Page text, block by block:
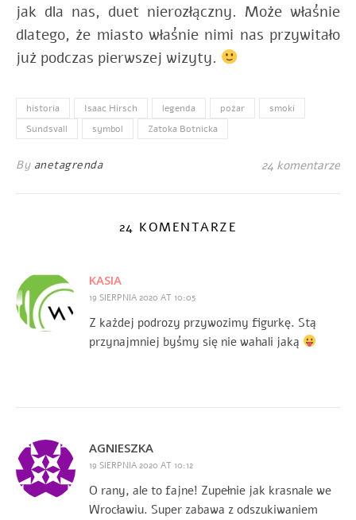
jak dla nas, duet nierozłączny. Może właśnie
dlatego, że miasto właśnie nimi nas przywitało
już podczas pierwszej wizyty.
historia Isaac Hirsch legenda pożar
smoki
Sundsvall
symbol Zatoka Botnicka
By anetagrenda 24 komentarze
24 KOMENTARZE
KASIA
19 SIERPNIA 2020 AT 10:05
Z każdej podrozy przywozimy figurkę. Stą
przynajmniej byśmy się nie wahali jaką
AGNIESZKA
19 SIERPNIA 2020 AT 10:12
O rany, ale to fajne! Zupełnie jak krasnale we
Wrocławiu. Super zabawa z odszukiwaniem